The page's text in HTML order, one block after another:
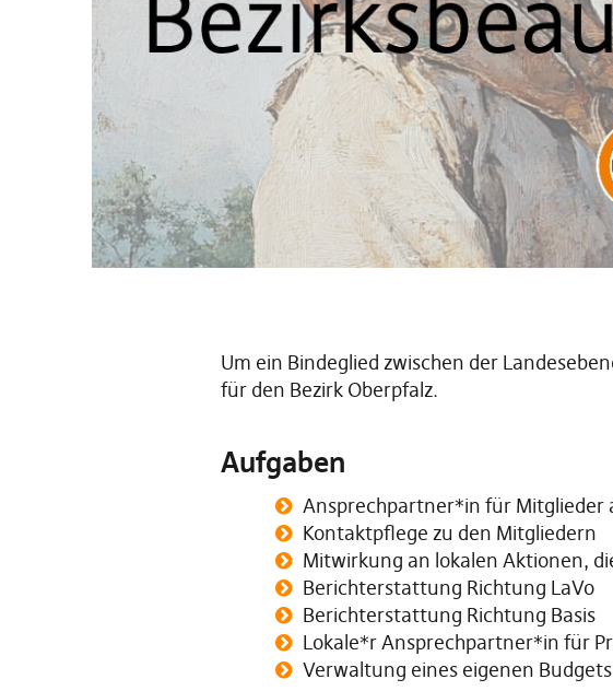
Um ein Bindeglied zwischen der
für den Bezirk Oberpfalz.
Aufgaben
Ansprechpartner*in für Mitglieder
Kontaktpflege zu den Mitgliedern
Mitwirkung an lokalen Aktionen,
Berichterstattung Richtung LaVo
Berichterstattung Richtung Basis
Lokale*r Ansprechpartner*in für
Verwaltung eines eigenen